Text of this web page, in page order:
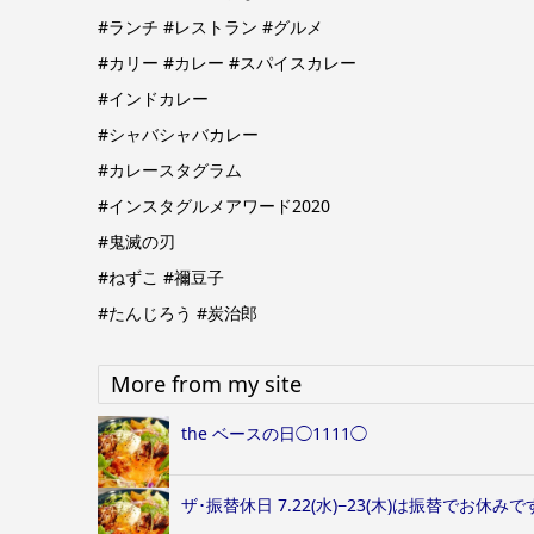
#ランチ #レストラン #グルメ
#カリー #カレー #スパイスカレー
#インドカレー
#シャバシャバカレー
#カレースタグラム
#インスタグルメアワード2020
#鬼滅の刃
#ねずこ #禰豆子
#たんじろう #炭治郎
More from my site
the ベースの日◯1111◯
ザ･振替休日 7.22(水)−23(木)は振替でお休みで